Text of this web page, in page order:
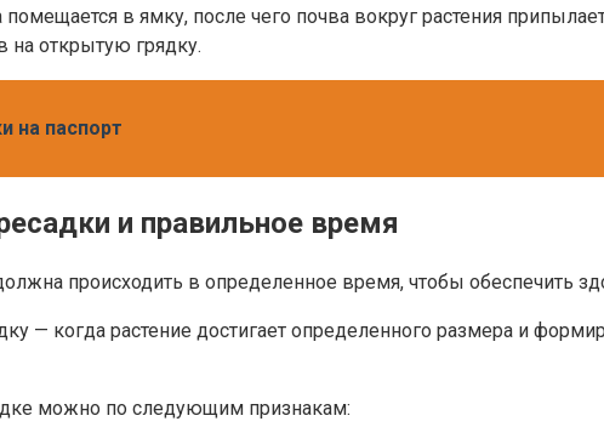
в ямку, после чего почва вокруг растения
на открытую грядку.
на паспорт
и правильное время
происходить в определенное время, чтобы обеспечить
— когда растение достигает определенного размера и
можно по следующим признакам: